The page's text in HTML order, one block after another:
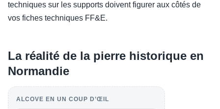
techniques sur les supports doivent figurer aux côtés de
vos fiches techniques FF&E.
La réalité de la pierre historique en
Normandie
ALCOVE EN UN COUP D’ŒIL